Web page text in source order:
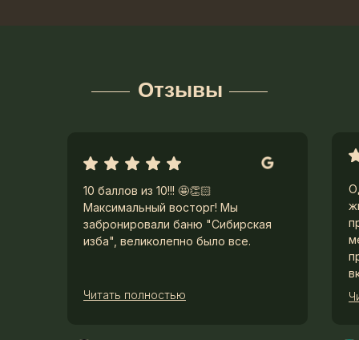
Отзывы
Читать полностью
10 баллов из 10!!! 🤩👏🏻
Максимальный восторг! Мы
забронировали баню "Сибирская
изба", великолепно было все.